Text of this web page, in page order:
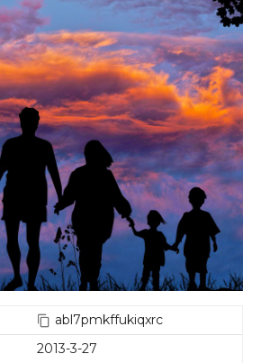
abl7pmkffukiqxrc
2013-3-27